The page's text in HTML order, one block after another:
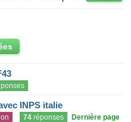
INPS italie
74 réponses Dernière page